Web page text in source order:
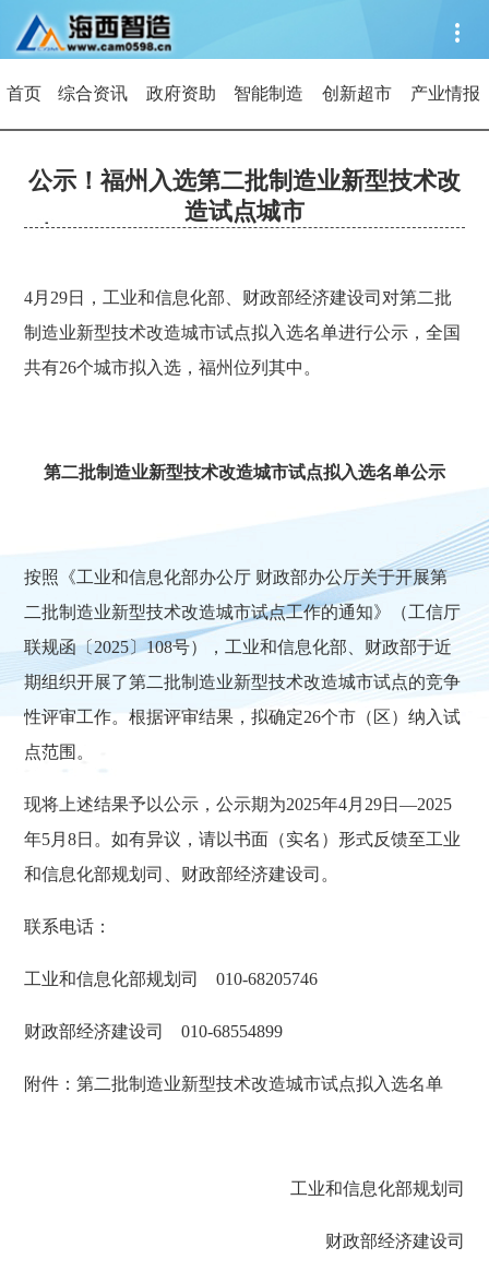
首页 综合资讯 政府资助 智能制造 创新超市 产业情报
公示！福州入选第二批制造业新型技术改
造试点城市
4月29日，工业和信息化部、财政部经济建设司对第二批
制造业新型技术改造城市试点拟入选名单进行公示，全国
共有26个城市拟入选，福州位列其中。
第二批制造业新型技术改造城市试点拟入选名单公示
按照《工业和信息化部办公厅 财政部办公厅关于开展第
二批制造业新型技术改造城市试点工作的通知》（工信厅
联规函〔2025〕108号），工业和信息化部、财政部于近
期组织开展了第二批制造业新型技术改造城市试点的竞争
性评审工作。根据评审结果，拟确定26个市（区）纳入试
点范围。
现将上述结果予以公示，公示期为2025年4月29日—2025
年5月8日。如有异议，请以书面（实名）形式反馈至工业
和信息化部规划司、财政部经济建设司。
联系电话：
工业和信息化部规划司 010-68205746
财政部经济建设司 010-68554899
附件：第二批制造业新型技术改造城市试点拟入选名单
工业和信息化部规划司
财政部经济建设司